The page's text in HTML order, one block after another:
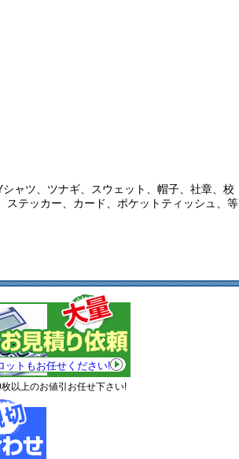
ャツ、ツナギ、スウェット、帽子、社章、校
テッカー、カード、ポケットティッシュ、等
ットもお任せください!
以上のお値引お任せ下さい!